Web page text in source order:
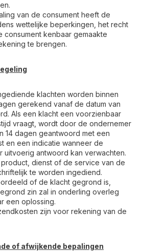
van de consument heeft de
wettelijke beperkingen, het recht
consument kenbaar gemaakte
te brengen.
klachten worden binnen
gerekend vanaf de datum van
Als een klacht een voorzienbaar
vraagt, wordt door de ondernemer
14 dagen geantwoord met een
en een indicatie wanneer de
uitvoerig antwoord kan verwachten.
dienst of de service van de
te worden ingediend.
of de klacht gegrond is,
zin zal in onderling overleg
een oplossing.
zijn voor rekening van de
of afwijkende bepalingen